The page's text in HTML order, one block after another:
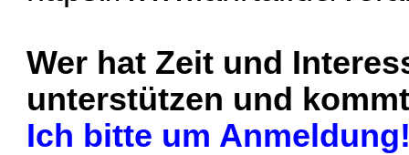
Wer hat Zeit und
unterstützen und
Ich bitte um